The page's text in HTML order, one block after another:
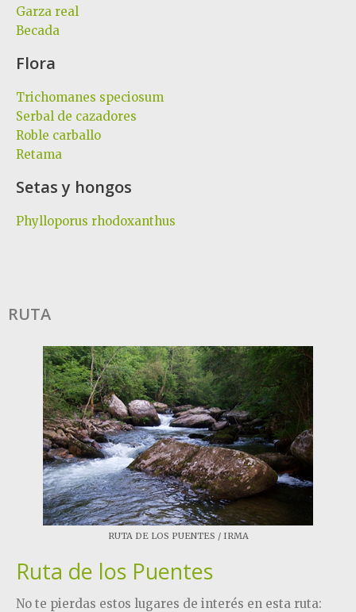
Garza real
Becada
Flora
Trichomanes speciosum
Serbal de cazadores
Roble carballo
Retama
Setas y hongos
Phylloporus rhodoxanthus
RUTA
RUTA DE LOS PUENTES / IRMA
Ruta de los Puentes
No te pierdas estos lugares de interés en esta ruta: